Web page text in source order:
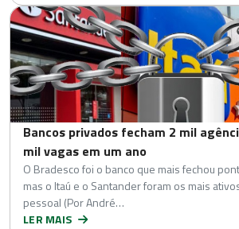
Bancos privados fecham 2 mil
mil vagas em um ano
O Bradesco foi o banco que mais fechou
mas o Itaú e o Santander foram os mais
pessoal (Por André…
LER MAIS